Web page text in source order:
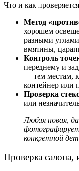
Что и как
Метод
хорошем
разными
вмятины,
Контроль
переднему и
— тем местам,
контейнер или
Проверка
или
Любая новая,
конкретной
Проверка салона,